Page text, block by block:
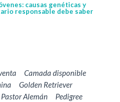
causas genéticas y
responsable debe saber
Camada disponible
Golden Retriever
Pastor Alemán
Pedigree